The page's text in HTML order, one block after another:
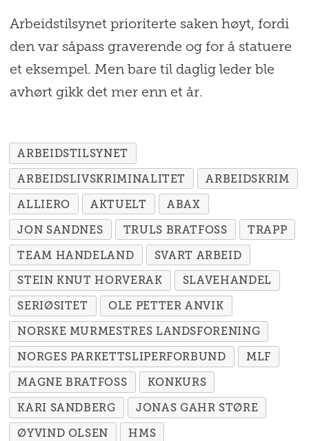
Arbeidstilsynet prioriterte saken høyt, fordi
den var såpass graverende og for å statuere
et eksempel. Men bare til daglig leder ble
avhørt gikk det mer enn et år.
ARBEIDSTILSYNET
ARBEIDSLIVSKRIMINALITET
ARBEIDSKRIM
ALLIERO
AKTUELT
ABAX
JON SANDNES
TRULS BRATFOSS
TRAPP
TEAM HANDELAND
SVART ARBEID
STEIN KNUT HORVERAK
SLAVEHANDEL
SERIØSITET
OLE PETTER ANVIK
NORSKE MURMESTRES LANDSFORENING
NORGES PARKETTSLIPERFORBUND
MLF
MAGNE BRATFOSS
KONKURS
KARI SANDBERG
JONAS GAHR STØRE
ØYVIND OLSEN
HMS